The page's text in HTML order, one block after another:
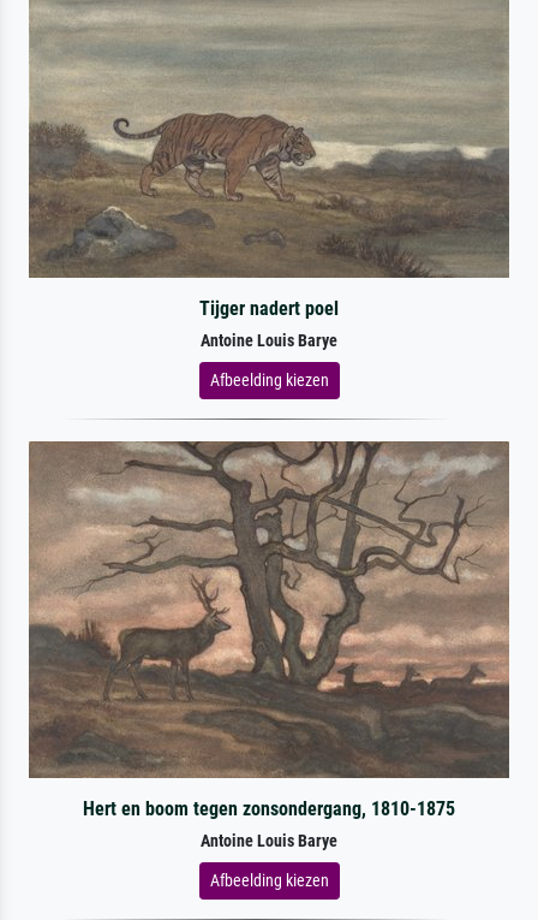
Tijger nadert poel
Antoine Louis Barye
Afbeelding kiezen
Hert en boom tegen zonsondergang, 1810-1875
Antoine Louis Barye
Afbeelding kiezen